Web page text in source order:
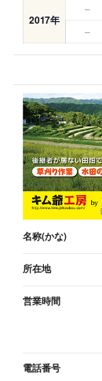
2017年
–
–
名称(かな)
所在地
営業時間
電話番号